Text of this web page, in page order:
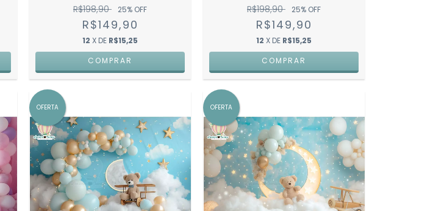
R$198,90 25% OFF
R$149,90
12 X DE R$15,25
COMPRAR
R$198,90 25% OFF
R$149,90
12 X DE R$15,25
COMPRAR
OFERTA OFERTA